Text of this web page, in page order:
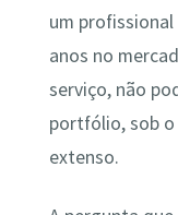
um
anos no
serviço, não
portfólio, sob
extenso.